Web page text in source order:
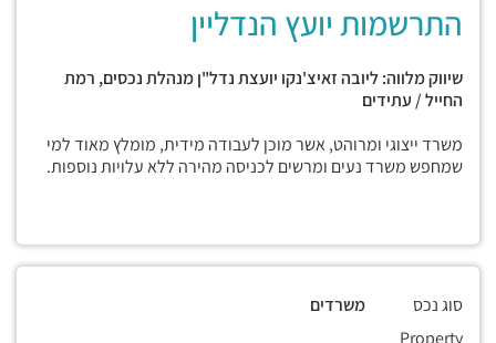
התרשמות יועץ הנדליין
שיווק מלווה: ליובה זאיצ'נקו יועצת נדל"ן מנהלת נכסים, רמת
החייל / עתידים
משרד ייצוגי ומרוהט, אשר מוכן לעבודה מידית, מומלץ מאוד למי
שמחפש משרד נעים ומרשים לכניסה מהירה ללא עלויות נוספות.
סוג נכס
משרדים
Property